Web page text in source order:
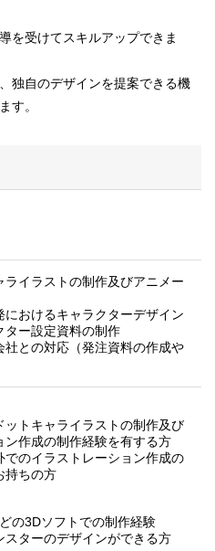
を受けてスキルアップできま
独自のデザインを提案できる機
す。
ライラストの制作及びアニメー
におけるキャラクターデザイン
ター設定資料の制作
社との対応（発注資料の作成や
ットキャライラストの制作及び
ン作成の制作経験を有する方
でのイラストレーション作成の
持ちの方
の3Dソフトでの制作経験
スターのデザインができる方